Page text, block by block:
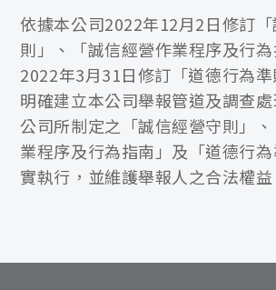
依據本公司2022年12月2日修訂
則」、「誠信經營作業程序及行
2022年3月31日修訂「道德行為準
明確建立本公司舉報管道及調查
公司所制定之「誠信經營守則」
業程序及行為指南」及「道德行
實執行，並維護舉報人之合法權益